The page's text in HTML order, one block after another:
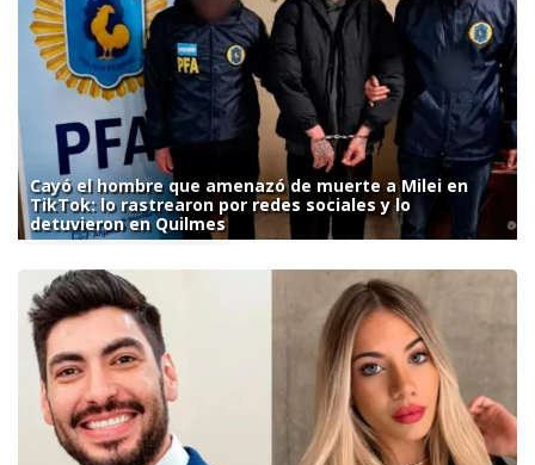
Cayó el hombre que amenazó de muerte a Milei en
TikTok: lo rastrearon por redes sociales y lo
detuvieron en Quilmes